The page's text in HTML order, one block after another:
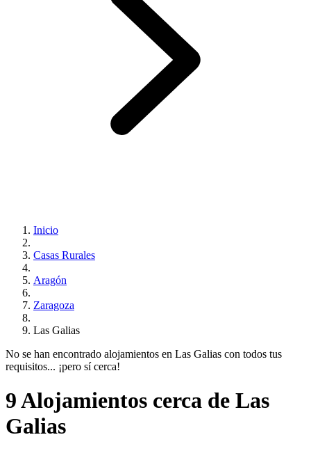
Inicio
Casas Rurales
Aragón
Zaragoza
Las Galias
No se han encontrado alojamientos en Las Galias con todos tus
requisitos... ¡pero sí cerca!
9 Alojamientos cerca de Las
Galias